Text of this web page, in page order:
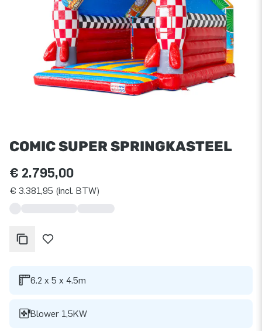
COMIC SUPER SPRINGKASTEEL
€ 2.795,00
€ 3.381,95 (incl. BTW)
6.2 x 5 x 4.5m
Blower 1,5KW